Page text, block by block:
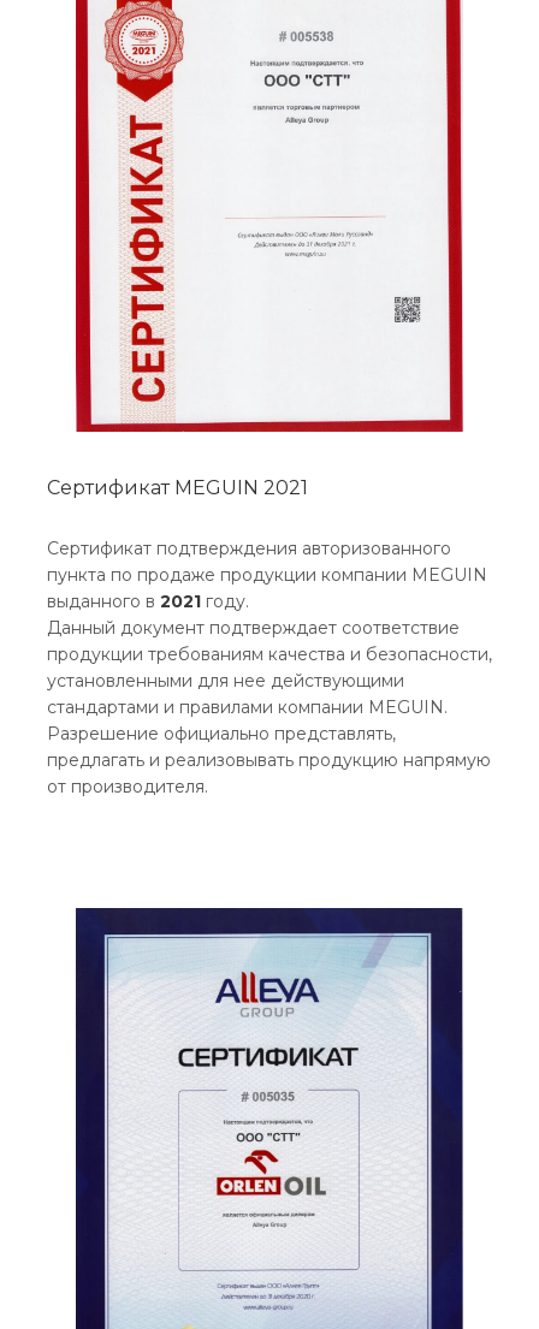
Сертификат MEGUIN 2021
Сертификат подтверждения авторизованного
пункта по продаже продукции компании MEGUIN
выданного в 2021 году.
Данный документ подтверждает соответствие
продукции требованиям качества и безопасности,
установленными для нее действующими
стандартами и правилами компании MEGUIN.
Разрешение официально представлять,
предлагать и реализовывать продукцию напрямую
от производителя.